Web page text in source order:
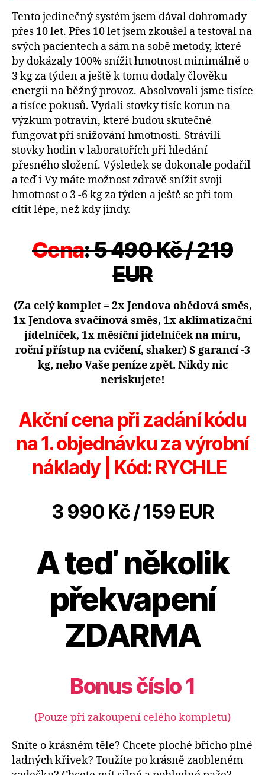
Tento jedinečný systém jsem dával dohromady
přes 10 let. Přes 10 let jsem zkoušel a testoval na
svých pacientech a sám na sobě metody, které
by dokázaly 100% snížit hmotnost minimálně o
3 kg za týden a ještě k tomu dodaly člověku
energii na běžný provoz. Absolvovali jsme tisíce
a tisíce pokusů. Vydali stovky tisíc korun na
výzkum potravin, které budou skutečně
fungovat při snižování hmotnosti. Strávili
stovky hodin v laboratořích při hledání
přesného složení. Výsledek se dokonale podařil
a teď i Vy máte možnost zdravě snížit svoji
hmotnost o 3 -6 kg za týden a ještě se při tom
cítit lépe, než kdy jindy.
Cena: 5 490 Kč / 219
EUR
(Za celý komplet = 2x Jendova obědová směs,
1x Jendova svačinová směs, 1x aklimatizační
jídelníček, 1x měsíční jídelníček na míru,
roční přístup na cvičení, shaker) S garancí -3
kg, nebo Vaše peníze zpět. Nikdy nic
neriskujete!
Akční cena při zadání kódu
na 1. objednávku za výrobní
náklady | Kód: RYCHLE
3 990 Kč / 159 EUR
A teď několik
překvapení
ZDARMA
Bonus číslo 1
(Pouze při zakoupení celého kompletu)
Sníte o krásném těle? Chcete ploché břicho plné
ladných křivek? Toužíte po krásně zaobleném